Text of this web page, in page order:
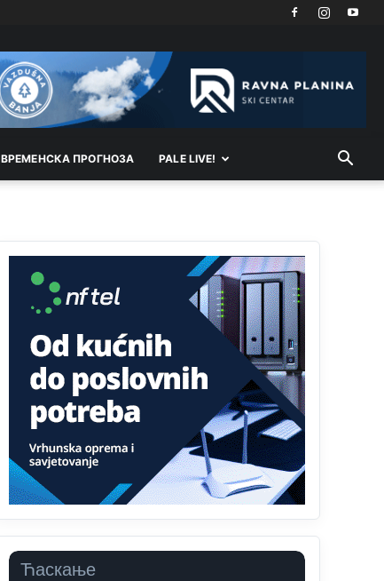
ВРEМEНСКА ПРОГНОЗА PALE LIVE!
Ћаскање
Kuniocu ide q u guz...
Анонимно2808843 8/6/2026
Анонимно2810587 јуче 11:11
vjeka,neko rece za Radovana i Ratka kaki su oni
srbi...i poce dalje da besjedi znam ja dobro sta je
bilo u Ag-ci...
Анонимно2810587
Proguglajte
Анонимно2810587 јуче 11:21
O kako su cudni lvi ljudi,uzeli bi sve da mogu...a
ja srce svima fajem,radujem se tudjoj sreci.I ko
ima i ko nema na iso ce mjesto leci!
Анонимно2810587
11:24
Nije u svijetu problem,nahraniti siromasnd,kako
nahraniti bogate!?
Анонимно2810587